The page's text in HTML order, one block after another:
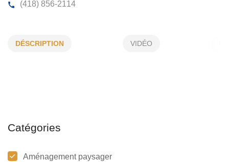
MICHEL MONTMINY INC
DÉSCRIPTION VIDÉO
Catégories
Aménagement paysager